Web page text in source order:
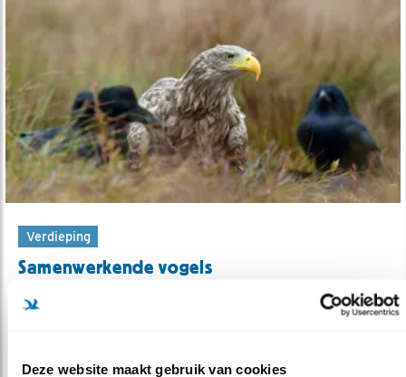
Deze website maakt gebruik van cookies
Verdieping
Samenwerkende vogels
30.05.22
Hoe en waarom verschillende vogelsoorten